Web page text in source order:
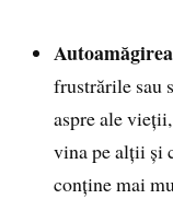
frustrările sau
aspre ale
vina pe alții și
conține mai